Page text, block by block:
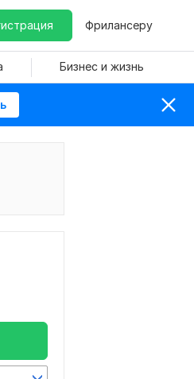
Фрилансеру
Бизнес и жизнь